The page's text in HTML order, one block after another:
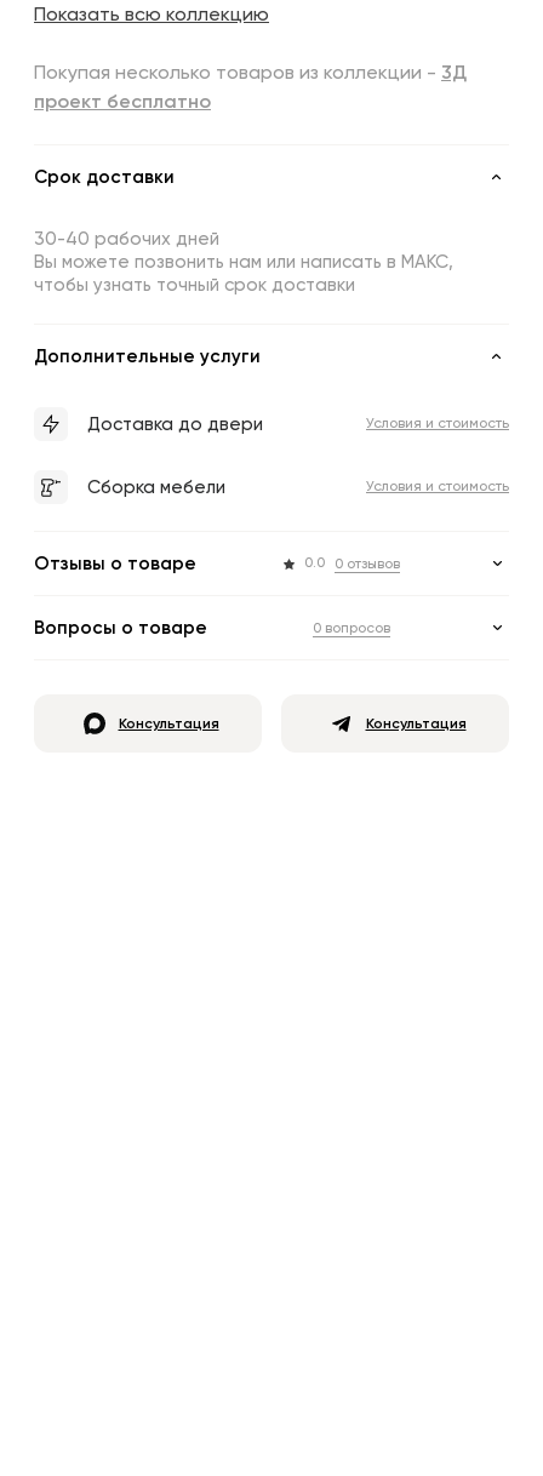
Показать всю коллекцию
Покупая несколько товаров из коллекции - 3Д
проект бесплатно
Срок доставки
30-40 рабочих дней
Вы можете позвонить нам или написать в МАКС,
чтобы узнать точный срок доставки
Дополнительные услуги
Доставка до двери Условия и стоимость
Сборка мебели Условия и стоимость
Отзывы о товаре 0.0 0 отзывов
Вопросы о товаре 0 вопросов
Консультация Консультация